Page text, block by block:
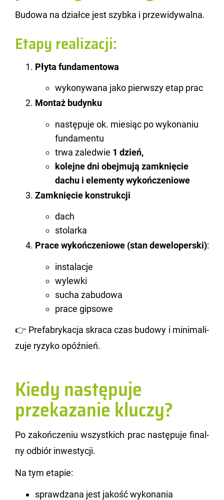
Bu­do­wa na dział­ce jest szyb­ka i prze­wi­dy­wal­na.
Etapy realizacji:
Płyta fun­da­men­to­wa
wykonywana jako pierwszy etap prac
Mon­taż bu­dyn­ku
następuje ok. miesiąc po wykonaniu
fundamentu
trwa zaledwie 1 dzień,
kolejne dni obejmują zamknięcie
dachu i elementy wykończeniowe
Za­mknię­cie kon­struk­cji
dach
stolarka
Prace wy­koń­cze­nio­we (stan de­we­lo­per­ski):
instalacje
wylewki
sucha zabudowa
prace gipsowe
👉 Pre­fa­bry­ka­cja skra­ca czas bu­do­wy i mi­ni­ma­li­
zu­je ry­zy­ko opóź­nień.
Kiedy następuje
przekazanie kluczy?
Po za­koń­cze­niu wszyst­kich prac na­stę­pu­je fi­nal­
ny od­biór in­we­sty­cji.
Na tym eta­pie:
sprawdzana jest jakość wykonania